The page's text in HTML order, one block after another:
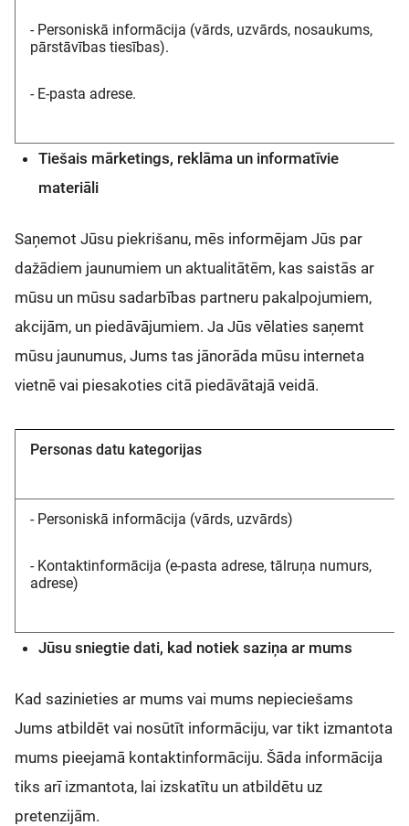
- Personiskā informācija (vārds, uzvārds, nosaukums,
pārstāvības tiesības).
- E-pasta adrese.
Tiešais mārketings, reklāma un informatīvie
materiāli
Saņemot Jūsu piekrišanu, mēs informējam Jūs par
dažādiem jaunumiem un aktualitātēm, kas saistās ar
mūsu un mūsu sadarbības partneru pakalpojumiem,
akcijām, un piedāvājumiem. Ja Jūs vēlaties saņemt
mūsu jaunumus, Jums tas jānorāda mūsu interneta
vietnē vai piesakoties citā piedāvātajā veidā.
Personas datu kategorijas
- Personiskā informācija (vārds, uzvārds)
- Kontaktinformācija (e-pasta adrese, tālruņa numurs,
adrese)
Jūsu sniegtie dati, kad notiek saziņa ar mums
Kad sazinieties ar mums vai mums nepieciešams
Jums atbildēt vai nosūtīt informāciju, var tikt izmantota
mums pieejamā kontaktinformāciju. Šāda informācija
tiks arī izmantota, lai izskatītu un atbildētu uz
pretenzijām.